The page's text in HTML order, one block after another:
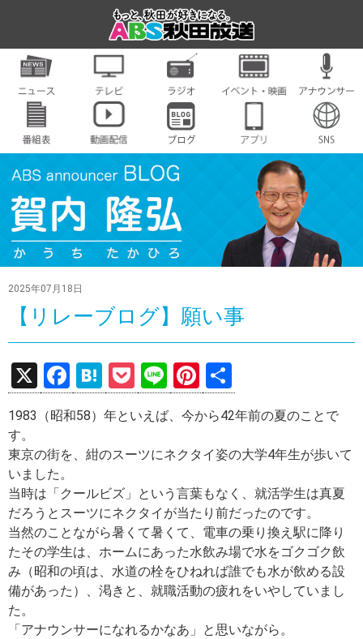
2025年07月18日
【リレーブログ】願い事
X
F
a
ce
b
o
k
H
at
e
n
a
P
o
ck
et
Li
n
e
Pi
nt
er
es
有
1983（昭和58）年といえば、今から42年前の夏のことで
す。
東京の街を、紺のスーツにネクタイ姿の大学4年生が歩いて
いました。
当時は「クールビズ」という言葉もなく、就活学生は真夏
だろうとスーツにネクタイが当たり前だったのです。
当然のことながら暑くて暑くて、電車の乗り換え駅に降り
たその学生は、ホームにあった水飲み場で水をゴクゴク飲
み（昭和の頃は、水道の栓をひねれば誰でも水が飲める設
備があった）、渇きと、就職活動の疲れをいやしていまし
た。
「アナウンサーになれるかなあ」と思いながら。